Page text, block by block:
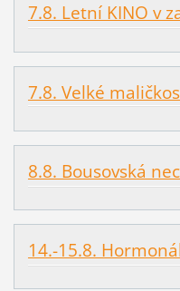
7.8. Letní KINO v
7.8. Velké
8.8. Bousovská
14.-15.8.